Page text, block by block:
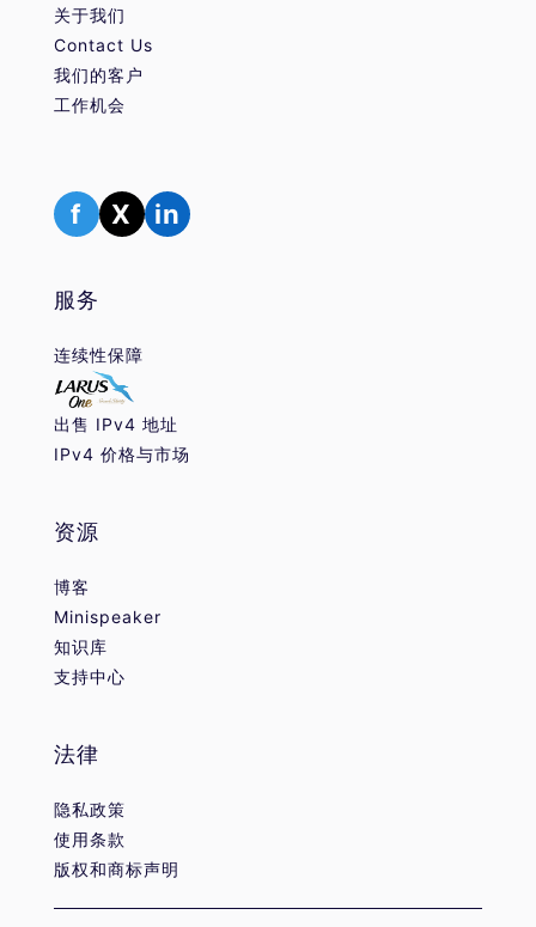
关于我们
Contact Us
我们的客户
工作机会
f X in
服务
连续性保障
出售 IPv4 地址
IPv4 价格与市场
资源
博客
Minispeaker
知识库
支持中心
法律
隐私政策
使用条款
版权和商标声明